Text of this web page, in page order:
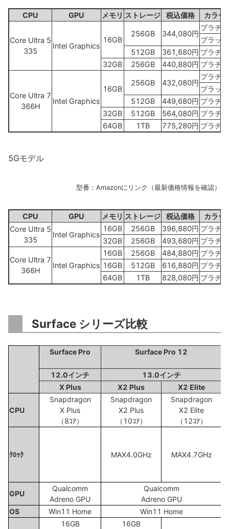
CPU GPU メモリ ストレージ 税込価格 カラー
Core Ultra 5
335
Intel Graphics
16GB
256GB 344,080円
プラチナ
ブラック
512GB
361,680円 プラチナ
32GB
256GB 440,880円 プラチナ
Core Ultra 7
366H
Intel Graphics
16GB
256GB 432,080円
プラチナ
ブラック
512GB
449,680円 プラチナ
32GB
512GB 564,080円 プラチナ
64GB
1TB 775,280円 プラチナ
5Gモデル
型番：Amazonにリンク（最新価格情報を確認）
CPU GPU メモリ ストレージ 税込価格
カラー
Core Ultra 5
335
Intel Graphics
16GB 256GB 396,880円 プラチナ
32GB
256GB 493,680円 プラチナ
Core Ultra 7
366H
Intel Graphics
16GB 256GB 484,880円 プラチナ
16GB
512GB 616,880円 プラチナ
64GB
1TB 828,080円 プラチナ
Surface シリーズ比較
Surface Pro Surface Pro 12
12.0インチ
13.0インチ
X Plus
X2 Plus X2 Elite
CPU
Snapdragon
X Plus
（8ｺｱ）
Snapdragon
X2 Plus
（10ｺｱ）
Snapdragon
X2 Elite
（12ｺｱ）
ｸﾛｯｸ MAX4.0GHz MAX4.7GHz
GPU
Qualcomm
Adreno GPU
Qualcomm
Adreno GPU
OS
Win11 Home
Win11 Home
16GB
16GB